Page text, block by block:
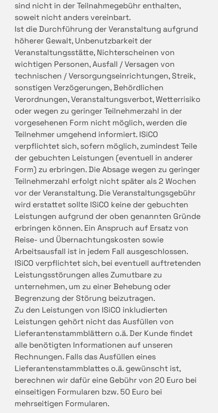
sind nicht in der Teilnahmegebühr enthalten,
soweit nicht anders vereinbart.
Ist die Durchführung der Veranstaltung aufgrund
höherer Gewalt, Unbenutzbarkeit der
Veranstaltungsstätte, Nichterscheinen von
wichtigen Personen, Ausfall / Versagen von
technischen / Versorgungseinrichtungen, Streik,
sonstigen Verzögerungen, Behördlichen
Verordnungen, Veranstaltungsverbot, Wetterrisiko
oder wegen zu geringer Teilnehmerzahl in der
vorgesehenen Form nicht möglich, werden die
Teilnehmer umgehend informiert. ISiCO
verpflichtet sich, sofern möglich, zumindest Teile
der gebuchten Leistungen (eventuell in anderer
Form) zu erbringen. Die Absage wegen zu geringer
Teilnehmerzahl erfolgt nicht später als 2 Wochen
vor der Veranstaltung. Die Veranstaltungsgebühr
wird erstattet sollte ISiCO keine der gebuchten
Leistungen aufgrund der oben genannten Gründe
erbringen können. Ein Anspruch auf Ersatz von
Reise- und Übernachtungskosten sowie
Arbeitsausfall ist in jedem Fall ausgeschlossen.
ISiCO verpflichtet sich, bei eventuell auftretenden
Leistungsstörungen alles Zumutbare zu
unternehmen, um zu einer Behebung oder
Begrenzung der Störung beizutragen.
Zu den Leistungen von ISiCO inkludierten
Leistungen gehört nicht das Ausfüllen von
Lieferantenstammblättern o.ä. Der Kunde findet
alle benötigten Informationen auf unseren
Rechnungen. Falls das Ausfüllen eines
Lieferantenstammblattes o.ä. gewünscht ist,
berechnen wir dafür eine Gebühr von 20 Euro bei
einseitigen Formularen bzw. 50 Euro bei
mehrseitigen Formularen.